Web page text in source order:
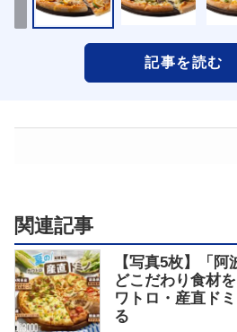
記事を読む
関連記事
【写真5枚】「
どこだわり食材
ワトロ・産直ド
る